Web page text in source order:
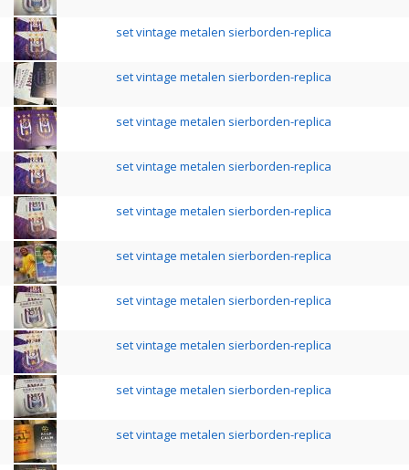
set vintage metalen sierborden-replica
set vintage metalen sierborden-replica
set vintage metalen sierborden-replica
set vintage metalen sierborden-replica
set vintage metalen sierborden-replica
set vintage metalen sierborden-replica
set vintage metalen sierborden-replica
set vintage metalen sierborden-replica
set vintage metalen sierborden-replica
set vintage metalen sierborden-replica